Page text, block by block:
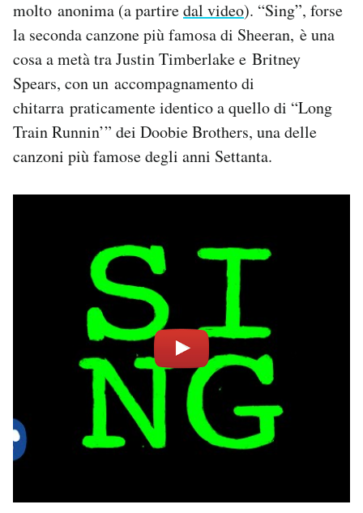
molto anonima (a partiredal video). “Sing”, forse
la seconda canzone più famosa di Sheeran, è una
cosa a metà tra Justin Timberlake e Britney
Spears, con un accompagnamento di
chitarra praticamente identico a quello di “Long
Train Runnin’” dei Doobie Brothers, una delle
canzoni più famose degli anni Settanta.